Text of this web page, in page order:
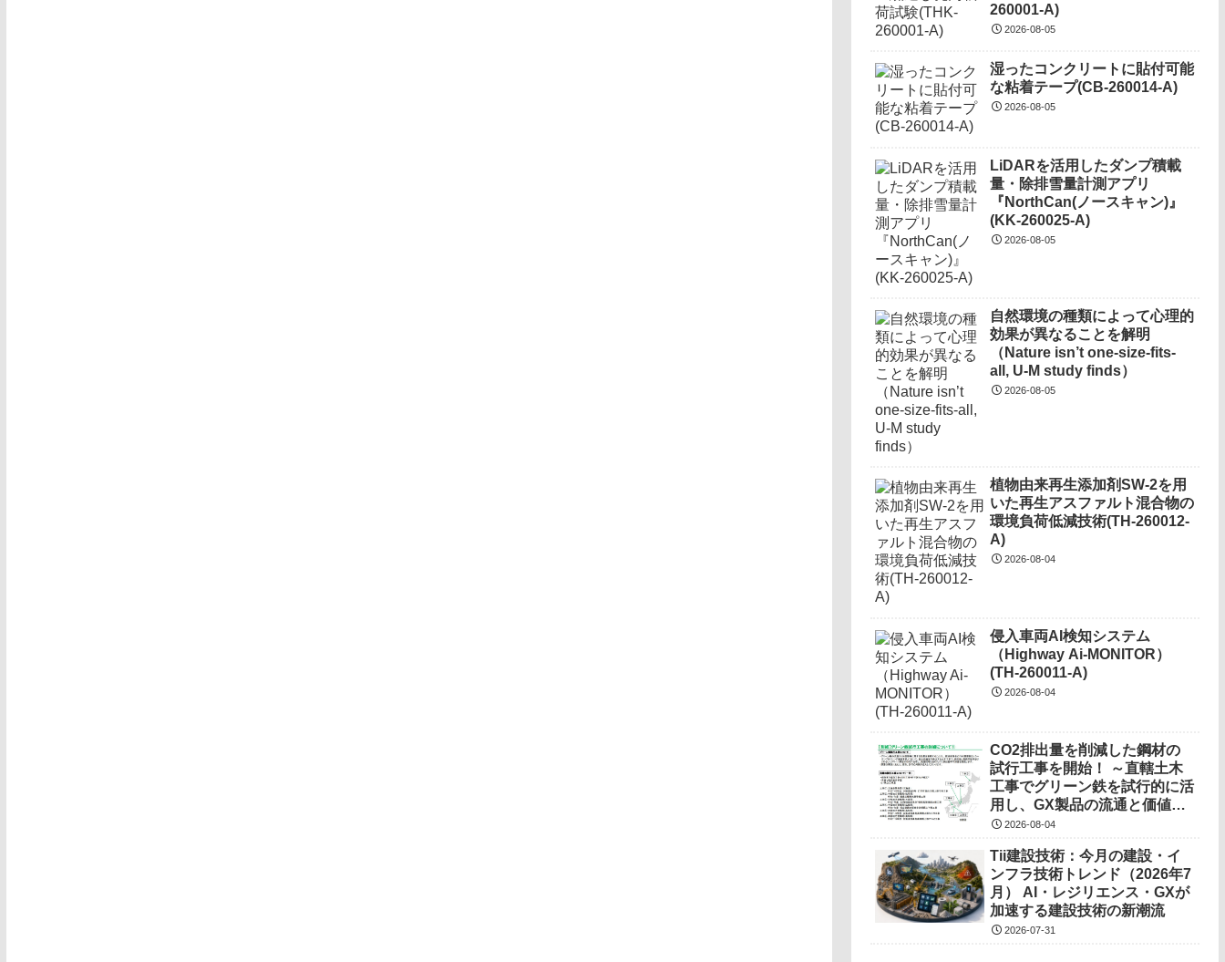
260001-A)
2026-08-05
湿ったコンクリートに貼付可能
な粘着テープ(CB-260014-A)
2026-08-05
LiDARを活用したダンプ積載
量・除排雪量計測アプリ
『NorthCan(ノースキャン)』
(KK-260025-A)
2026-08-05
自然環境の種類によって心理的
効果が異なることを解明
（Nature isn’t one-size-fits-
all, U-M study finds）
2026-08-05
植物由来再生添加剤SW-2を用
いた再生アスファルト混合物の
環境負荷低減技術(TH-260012-
A)
2026-08-04
侵入車両AI検知システム
（Highway Ai-MONITOR）
(TH-260011-A)
2026-08-04
CO2排出量を削減した鋼材の
試行工事を開始！ ～直轄土木
工事でグリーン鉄を試行的に活
用し、GX製品の流通と価値の
調査を実施～
2026-08-04
Tii建設技術：今月の建設・イ
ンフラ技術トレンド（2026年7
月） AI・レジリエンス・GXが
加速する建設技術の新潮流
2026-07-31